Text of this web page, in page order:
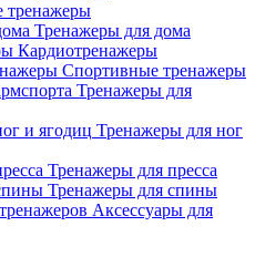
тренажеры
Тренажеры для дома
Кардиотренажеры
Спортивные тренажеры
Тренажеры для
Тренажеры для ног
Тренажеры для пресса
Тренажеры для спины
Аксессуары для